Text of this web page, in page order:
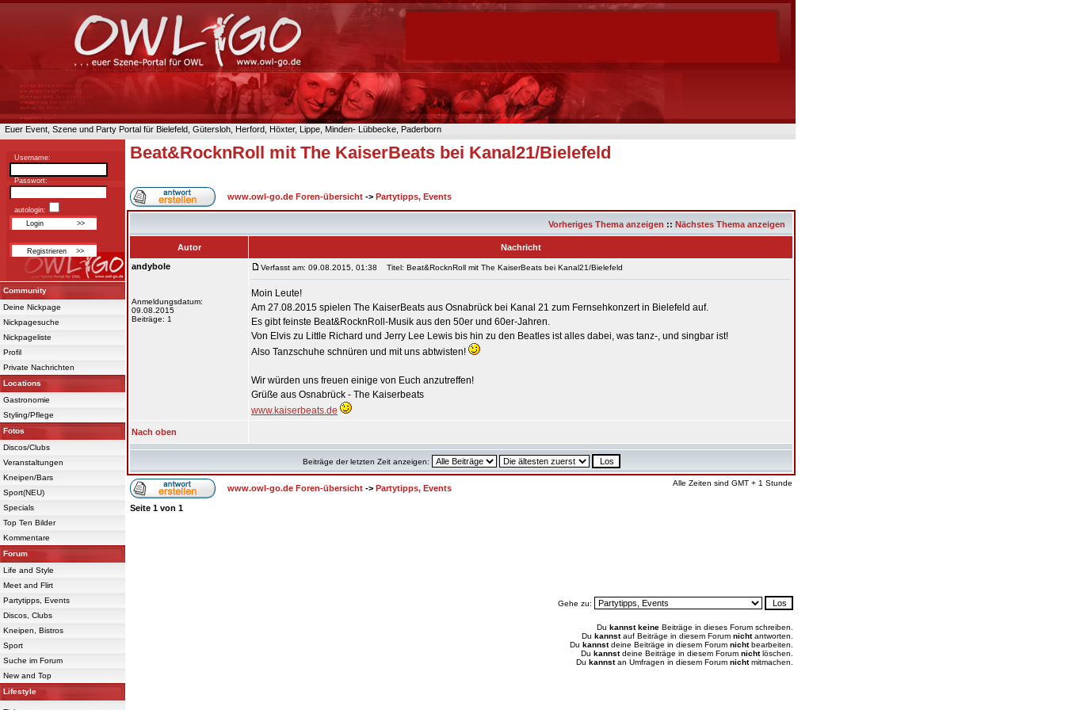
Euer Event, Szene und Party Portal für Bielefeld, Gütersloh, Herford, Höxter, Lippe, Minden- Lübbecke, Paderborn
Username:
Passwort:
autologin:
Community
Deine Nickpage
Nickpagesuche
Nickpageliste
Profil
Private Nachrichten
Locations
Gastronomie
Styling/Pflege
Fotos
Discos/Clubs
Veranstaltungen
Kneipen/Bars
Sport(NEU)
Specials
Top Ten Bilder
Kommentare
Forum
Life and Style
Meet and Flirt
Partytipps, Events
Discos, Clubs
Kneipen, Bistros
Sport
Suche im Forum
New and Top
Lifestyle
Beat&RocknRoll mit The KaiserBeats bei Kanal21/Bielefeld
www.owl-go.de Foren-übersicht -> Partytipps, Events
Vorheriges Thema anzeigen :: Nächstes Thema anzeigen
Autor
Nachricht
andybole
Anmeldungsdatum:
09.08.2015
Beiträge: 1
Verfasst am: 09.08.2015, 01:38 Titel: Beat&RocknRoll mit The KaiserBeats bei Kanal21/Bielefeld
Moin Leute!
Am 27.08.2015 spielen The KaiserBeats aus Osnabrück bei Kanal 21 zum Fernsehkonzert in Bielefeld auf.
Es gibt feinste Beat&RocknRoll-Musik aus den 50er und 60er-Jahren.
Von Elvis zu Little Richard und Jerry Lee Lewis bis hin zu den Beatles ist alles dabei, was tanz-, und singbar ist!
Also Tanzschuhe schnüren und mit uns abtwisten!
Wir würden uns freuen einige von Euch anzutreffen!
Grüße aus Osnabrück - The Kaiserbeats
www.kaiserbeats.de
Nach oben
Beiträge der letzten Zeit anzeigen:
www.owl-go.de Foren-übersicht -> Partytipps, Events
Alle Zeiten sind GMT + 1 Stunde
Seite 1 von 1
Gehe zu:
Du kannst keine Beiträge in dieses Forum schreiben.
Du kannstauf Beiträge in diesem Forum nichtantworten.
Du kannstdeine Beiträge in diesem Forum nichtbearbeiten.
Du kannstdeine Beiträge in diesem Forum nichtlöschen.
Du kannstan Umfragen in diesem Forum nichtmitmachen.